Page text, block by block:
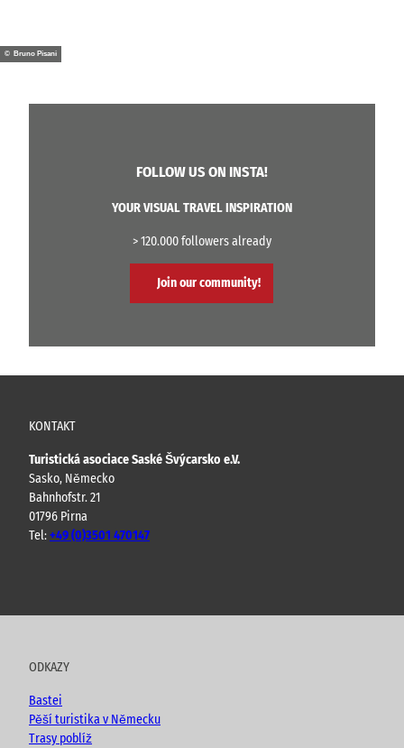
© Bruno Pisani
FOLLOW US ON INSTA!
YOUR VISUAL TRAVEL INSPIRATION
> 120.000 followers already
Join our community!
KONTAKT
Turistická asociace Saské Švýcarsko e.V.
Sasko, Německo
Bahnhofstr. 21
01796 Pirna
Tel:+49 (0)3501 470147
u
b
e
c
o
o
k
s
a
m
o
ODKAZY
Bastei
Pěší turistika v Německu
Trasy poblíž